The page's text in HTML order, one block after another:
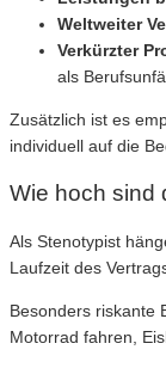
Weltweiter
Verkürzter
als
Zusätzlich ist es
individuell auf die
Wie hoch sind
Als Stenotypist
Laufzeit des
Besonders riskante
Motorrad fahren,